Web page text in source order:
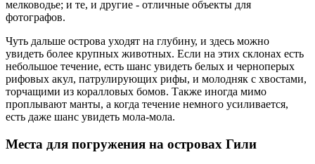
мелководье; и те, и другие - отличные объекты для
фотографов.
Чуть дальше острова уходят на глубину, и здесь можно
увидеть более крупных животных. Если на этих склонах есть
небольшое течение, есть шанс увидеть белых и черноперых
рифовых акул, патрулирующих рифы, и молодняк с хвостами,
торчащими из коралловых бомов. Также иногда мимо
проплывают манты, а когда течение немного усиливается,
есть даже шанс увидеть мола-мола.
Места для погружения на островах Гили